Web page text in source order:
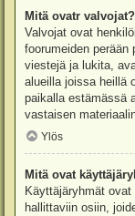
Mitä ovatr valvojat?
Valvojat ovat
foorumeiden
viestejä ja lukita,
alueilla joissa heillä
paikalla estämässä
vastaisen
Ylös
Mitä ovat
Käyttäjäryhmät
hallittaviin osiin,